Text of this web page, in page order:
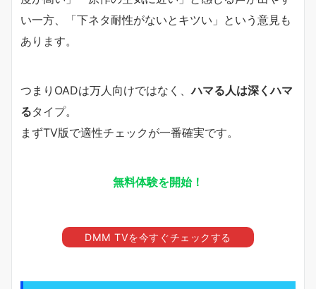
い一方、「下ネタ耐性がないとキツい」という意見も
あります。
つまりOADは万人向けではなく、ハマる人は深くハマ
るタイプ。
まずTV版で適性チェックが一番確実です。
無料体験を開始！
DMM TVを今すぐチェックする